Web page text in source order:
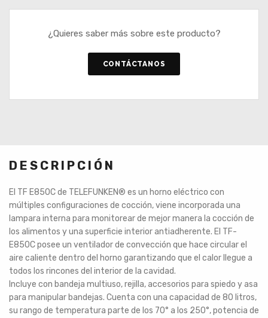
¿Quieres saber más sobre este producto?
CONTÁCTANOS
DESCRIPCIÓN
El TF E850C de TELEFUNKEN® es un horno eléctrico con
múltiples configuraciones de cocción, viene incorporada una
lampara interna para monitorear de mejor manera la cocción de
los alimentos y una superficie interior antiadherente. El TF-
E850C posee un ventilador de convección que hace circular el
aire caliente dentro del horno garantizando que el calor llegue a
todos los rincones del interior de la cavidad.
Incluye con bandeja multiuso, rejilla, accesorios para spiedo y asa
para manipular bandejas. Cuenta con una capacidad de 80 litros,
su rango de temperatura parte de los 70° a los 250°, potencia de